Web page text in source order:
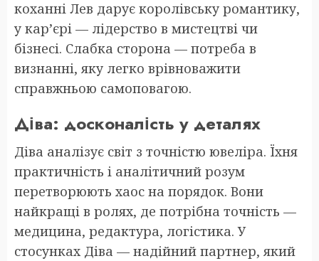
коханні Лев дарує королівську романтику,
у кар’єрі — лідерство в мистецтві чи
бізнесі. Слабка сторона — потреба в
визнанні, яку легко врівноважити
справжньою самоповагою.
Діва: досконалість у деталях
Діва аналізує світ з точністю ювеліра. Їхня
практичність і аналітичний розум
перетворюють хаос на порядок. Вони
найкращі в ролях, де потрібна точність —
медицина, редактура, логістика. У
стосунках Діва — надійний партнер, який